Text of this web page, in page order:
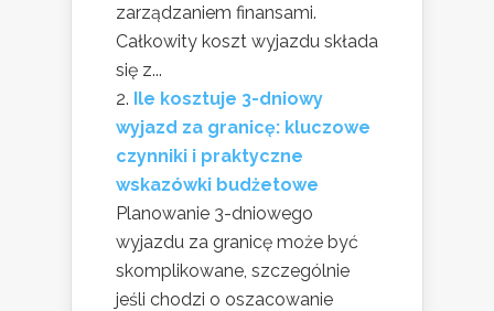
zarządzaniem finansami.
Całkowity koszt wyjazdu składa
się z...
Ile kosztuje 3-dniowy
wyjazd za granicę: kluczowe
czynniki i praktyczne
wskazówki budżetowe
Planowanie 3-dniowego
wyjazdu za granicę może być
skomplikowane, szczególnie
jeśli chodzi o oszacowanie